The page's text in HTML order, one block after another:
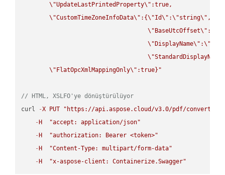
\"UpdateLastPrintedProperty\" :true,
\"CustomTimeZoneInfoData\" :{\"Id\" :\"string\" ,
\" BaseUtcOffset\" :
\" DisplayName\" :\"
\"StandardDisplayName
\" FlatOpcXmlMappingOnly\" :true}"
// HTML, XSLFO'ye dönüştürülüyor
curl
-X PUT
"https://api.aspose.cloud/v3.0/pdf/convert/
- H
"accept: application/json"
- H
"authorization: Bearer <token>"
- H
"Content-Type: multipart/form-data"
- H "x-aspose-client: Containerize.Swagger"